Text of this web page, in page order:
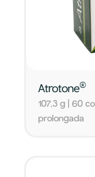
Atrotone®
107,3 g | 60
prolongada